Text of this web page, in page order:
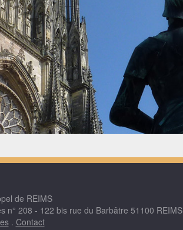
de REIMS
n° 208 - 122 bis rue du Barbâtre 51100 REIMS
. Contact